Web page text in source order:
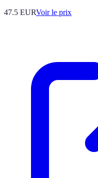
47.5 EURVoir le prix